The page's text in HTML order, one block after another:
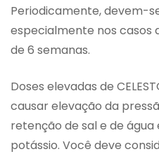
Periodicamente, devem-
especialmente nos
de 6 semanas.
Doses elevadas de
causar elevação da
retenção de sal e de
potássio. Você deve